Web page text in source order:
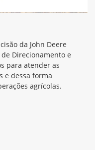
da John Deere
Direcionamento e
para atender as
e dessa forma
agrícolas.